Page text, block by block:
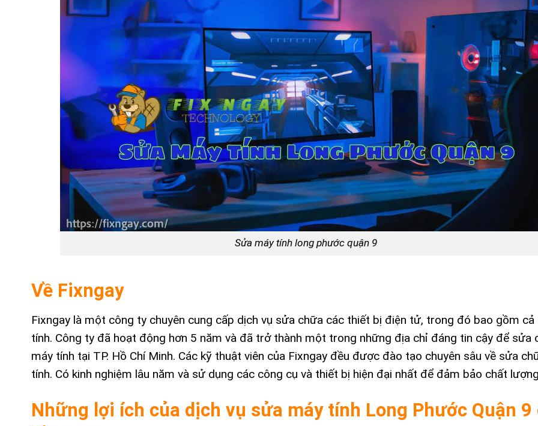
Sửa máy tính long phước quận 9
Về Fixngay
Fixngay là một công ty chuyên cung cấp dịch vụ sửa chữa các thiết bị điện tử, trong đó bao gồm cả
tính. Công ty đã hoạt động hơn 5 năm và đã trở thành một trong những địa chỉ đáng tin cậy để sửa
máy tính tại TP. Hồ Chí Minh. Các kỹ thuật viên của Fixngay đều được đào tạo chuyên sâu về sửa
tính. Có kinh nghiệm lâu năm và sử dụng các công cụ và thiết bị hiện đại nhất để đảm bảo chất
Những lợi ích của dịch vụ sửa máy tính Long Phước Quận 9